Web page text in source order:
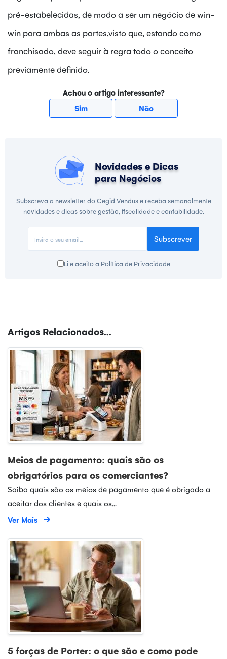
pré-estabelecidas, de modo a ser um negócio de win-
win para ambas as partes,visto que, estando como
franchisado, deve seguir à regra todo o conceito
previamente definido.
Achou o artigo interessante?
Sim
Não
Novidades e Dicas
para Negócios
Subscreva a newsletter do Cegid Vendus e receba semanalmente
novidades e dicas sobre gestão, fiscalidade e contabilidade.
Subscrever
Li e aceito a Política de Privacidade
Artigos Relacionados...
Meios de pagamento: quais são os
obrigatórios para os comerciantes?
Saiba quais são os meios de pagamento que é obrigado a
aceitar dos clientes e quais os...
Ver Mais
5 forças de Porter: o que são e como pode